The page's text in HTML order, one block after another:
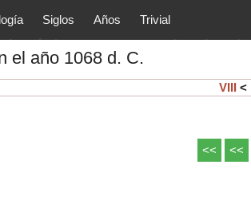
y
arte, cultura,
Siglos Años Trivial
el año 1068 d. C.
VIII<
<< <<